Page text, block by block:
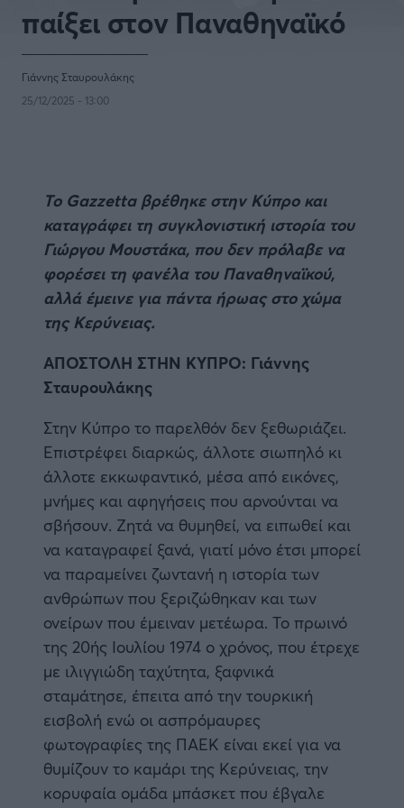
Δημήτρης Τσορμπατζόγλου
Άρης
Λεβαδειακός
Ατρόμητος Αθηνών
Κηφισιά
Αστέρας Τρίπολης
Παναιτωλικός
Ηρακλής
Μπαρτσελόνα
Ρεάλ Μαδρίτης
Ατλέτικο Μαδρίτης
Μάντσεστερ Γιουνάιτεντ
Μάντσεστερ Σίτι
Λίβερπουλ
Συνεντεύξεις
Μεγάλη μου Αγάπη
παίξει στον Παναθηναϊκό
Γιάννης Σταυρουλάκης
25/12/2025 - 13:00
Το Gazzetta βρέθηκε στην Κύπρο και
καταγράφει τη συγκλονιστική ιστορία του
Γιώργου Μουστάκα, που δεν πρόλαβε να
φορέσει τη φανέλα του Παναθηναϊκού,
αλλά έμεινε για πάντα ήρωας στο χώμα
της Κερύνειας.
ΑΠΟΣΤΟΛΗ ΣΤΗΝ ΚΥΠΡΟ: Γιάννης
Σταυρουλάκης
Στην Κύπρο το παρελθόν δεν ξεθωριάζει.
Επιστρέφει διαρκώς, άλλοτε σιωπηλό κι
άλλοτε εκκωφαντικό, μέσα από εικόνες,
μνήμες και αφηγήσεις που αρνούνται να
σβήσουν. Ζητά να θυμηθεί, να ειπωθεί και
να καταγραφεί ξανά, γιατί μόνο έτσι μπορεί
να παραμείνει ζωντανή η ιστορία των
ανθρώπων που ξεριζώθηκαν και των
ονείρων που έμειναν μετέωρα. Το πρωινό
της 20ής Ιουλίου 1974 ο χρόνος, που έτρεχε
με ιλιγγιώδη ταχύτητα, ξαφνικά
σταμάτησε, έπειτα από την τουρκική
εισβολή ενώ οι ασπρόμαυρες
φωτογραφίες της ΠΑΕΚ είναι εκεί για να
θυμίζουν το καμάρι της Κερύνειας, την
κορυφαία ομάδα μπάσκετ που έβγαλε